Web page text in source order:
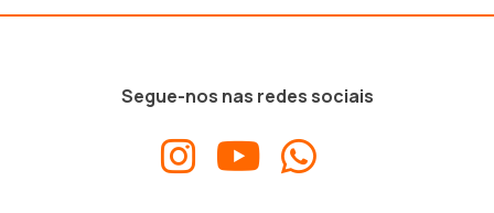
Segue-nos nas redes sociais